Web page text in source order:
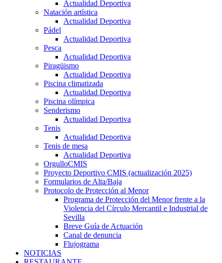
Actualidad Deportiva
Natación artística
Actualidad Deportiva
Pádel
Actualidad Deportiva
Pesca
Actualidad Deportiva
Piragüismo
Actualidad Deportiva
Piscina climatizada
Actualidad Deportiva
Piscina olímpica
Senderismo
Actualidad Deportiva
Tenis
Actualidad Deportiva
Tenis de mesa
Actualidad Deportiva
OrgulloCMIS
Proyecto Deportivo CMIS (actualización 2025)
Formularios de Alta/Baja
Protocolo de Protección al Menor
Programa de Protección del Menor frente a la
Violencia del Círculo Mercantil e Industrial de
Sevilla
Breve Guía de Actuación
Canal de denuncia
Flujograma
NOTICIAS